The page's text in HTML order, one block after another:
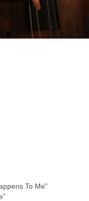
To Me”